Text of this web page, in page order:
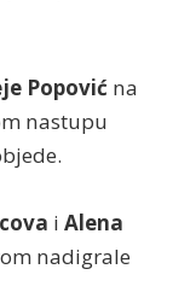
Popović na
nastupu
i Alena
nadigrale